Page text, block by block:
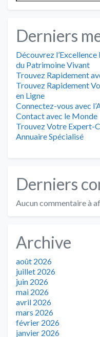
Derniers
Découvrez
du Patrimoine Vivant
Trouvez Rapidement
Trouvez Rapidement
en Ligne
Connectez-vous avec
Contact avec le Monde
Trouvez Votre Expert-
Annuaire Spécialisé
Derniers
Aucun commentaire à
Archive
août 2026
juillet 2026
juin 2026
mai 2026
avril 2026
mars 2026
février 2026
janvier 2026